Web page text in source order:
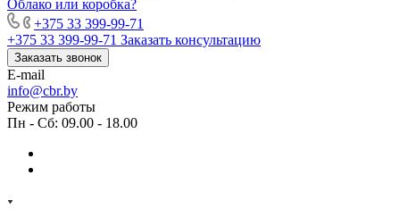
Облако или коробка?
+375 33 399-99-71
+375 33 399-99-71 Заказать консультацию
Заказать звонок
E-mail
info@cbr.by
Режим работы
Пн - Сб: 09.00 - 18.00